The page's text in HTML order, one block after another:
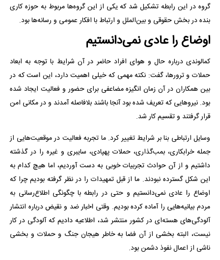
گروه در این رابطه تشکیل شد که یکی از این گروه‌ها مربوط به حوزه کاری
بنده در بخش حقوقی و بین‌الملل و ارتباط با افکار عمومی و رسانه‌ها بود.
اوضاع را عادی نمی‌دانستیم
کمالوندی درباره حال و هوای افراد حاضر در آن شرایط با توجه به ابعاد
حملات و ترورها، گفت: نکته مهمی که خیلی اهمیت دارد، این است که در
بین همکاران در آن زمان انگیزه مضاعفی برای حضور و فعالیت ایجاد شده
بود. نیروهایی که تعریف شده بود آنجا باشند بلافاصله آمدند و در مکانی امن
قرار گرفتند و تقسیم کار شد.
وسایل ارتباطی بنا بر شرایط تغییر کرد. ما تجربه فعالیت در موقعیت‌هایی از
جمله خرابکاری، بمب‌گذاری، حملات پهپادی، سایبری و غیره را در گذشته
داشتیم و از آن حوادث تجربیات خوبی به دست آوردیم، اما هیچ کدام به
این شکل گسترده نبودند. ما از قبل تمهیدات را در نظر گرفته بودیم چرا که
اوضاع را عادی نمی‌دانستیم و حتی در رابطه با چگونگی اطلاع‌رسانی به
مردم بیانیه‌هایی را آماده کرده بودیم. وقتی اخبار ضد و نقیض درباره انتشار
آلودگی‌های هسته‌ای در کشور منتشر شد، اطلاعیه دادیم که آلودگی در کار
نیست، البته بخشی از آن فضا به خاطر هیجان جنگ و حملات و بخشی
ناشی از اعمال نفوذ دشمن بود.